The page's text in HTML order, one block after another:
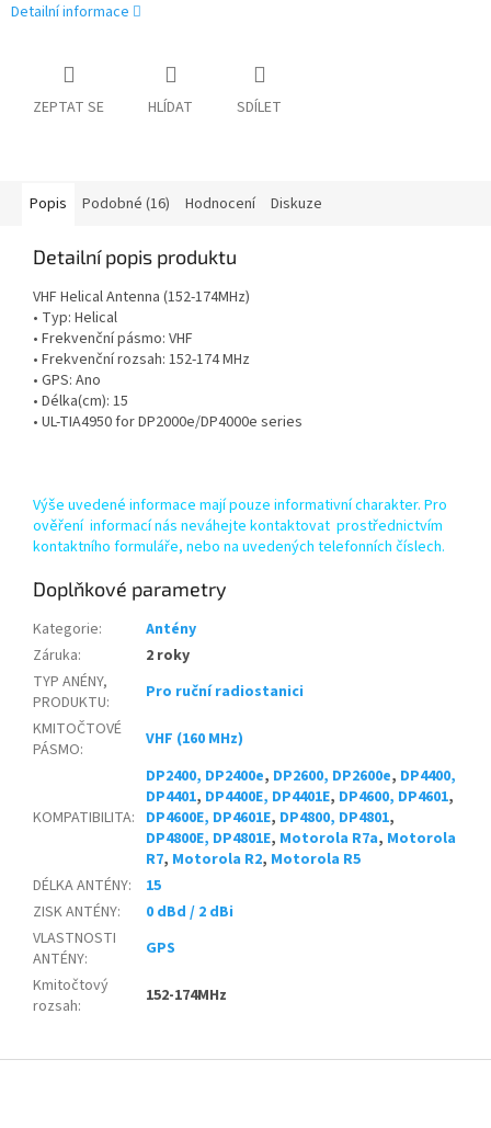
Detailní informace
ZEPTAT SE HLÍDAT SDÍLET
Popis Podobné (16) Hodnocení Diskuze
Detailní popis produktu
VHF Helical Antenna (152-174MHz)
• Typ: Helical
• Frekvenční pásmo: VHF
• Frekvenční rozsah: 152-174 MHz
• GPS: Ano
• Délka(cm): 15
• UL-TIA4950 for DP2000e/DP4000e series
Výše uvedené informace mají pouze informativní charakter. Pro
ověření informací nás neváhejte kontaktovat prostřednictvím
kontaktního formuláře, nebo na uvedených telefonních číslech.
Doplňkové parametry
Kategorie:
Antény
Záruka:
2 roky
TYP ANÉNY,
PRODUKTU:
Pro ruční radiostanici
KMITOČTOVÉ
PÁSMO: VHF (160 MHz)
KOMPATIBILITA:
DP2400, DP2400e, DP2600, DP2600e, DP4400,
DP4401, DP4400E, DP4401E, DP4600, DP4601,
DP4600E, DP4601E, DP4800, DP4801,
DP4800E, DP4801E, Motorola R7a, Motorola
R7, Motorola R2, Motorola R5
DÉLKA ANTÉNY:
15
ZISK ANTÉNY:
0 dBd / 2 dBi
VLASTNOSTI
ANTÉNY:
GPS
Kmitočtový
rozsah: 152-174MHz